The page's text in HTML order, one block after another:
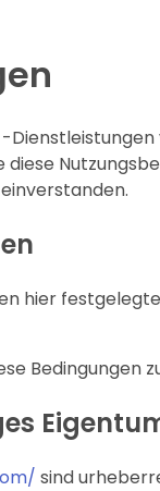
diese
hier
sind